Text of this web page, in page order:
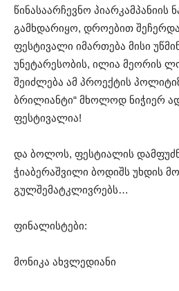
წინასაარჩევნო პიარკამპანიის
გამხდარიყო, დროებით
ფესტივალი იმართება მისი
უნეტარესობის, ილია მეორის
შეიძლება ამ პროექტის
ბრილიანტი“ მხოლოდ ნიჭიერ
ფესტივალია!
და ბოლოს, ფესტიალის
ჭიაბერაშვილი ბოდიშს უხდის
გულშემატკლივრებს…
ფინალისტები:
მონიკა ახვლედიანი